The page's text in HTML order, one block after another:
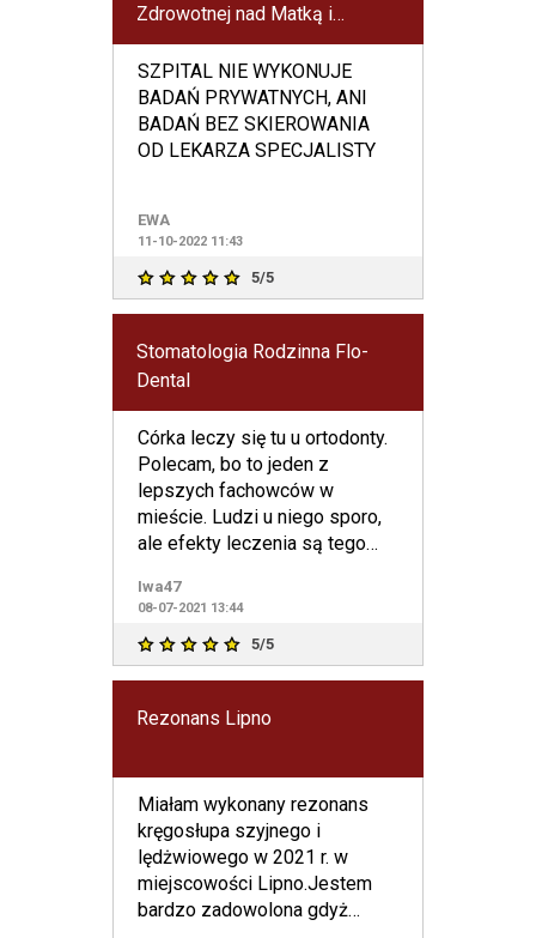
Zdrowotnej nad Matką i
Dzieckiem w Poznaniu
SZPITAL NIE WYKONUJE
BADAŃ PRYWATNYCH, ANI
BADAŃ BEZ SKIEROWANIA
OD LEKARZA SPECJALISTY
EWA
11-10-2022 11:43
5/5
Stomatologia Rodzinna Flo-
Dental
Córka leczy się tu u ortodonty.
Polecam, bo to jeden z
lepszych fachowców w
mieście. Ludzi u niego sporo,
ale efekty leczenia są tego
Iwa47
08-07-2021 13:44
5/5
Rezonans Lipno
Miałam wykonany rezonans
kręgosłupa szyjnego i
lędżwiowego w 2021 r. w
miejscowości Lipno.Jestem
bardzo zadowolona gdyż